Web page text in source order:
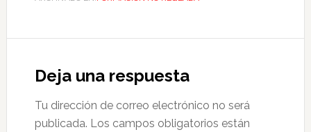
Deja una respuesta
Tu dirección de correo electrónico no será
publicada. Los campos obligatorios están